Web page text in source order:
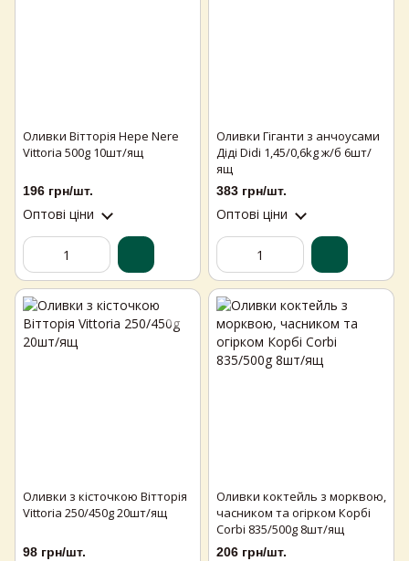
Оливки Вітторія Нере Nere
Vittoria 500g 10шт/ящ
196 грн/шт.
Оптові ціни
Оливки Гіганти з анчоусами
Діді Didi 1,45/0,6kg ж/б 6шт/
ящ
383 грн/шт.
Оптові ціни
Оливки з кісточкою Вітторія
Vittoria 250/450g 20шт/ящ
98 грн/шт.
Оливки коктейль з морквою,
часником та огірком Корбі
Corbi 835/500g 8шт/ящ
206 грн/шт.